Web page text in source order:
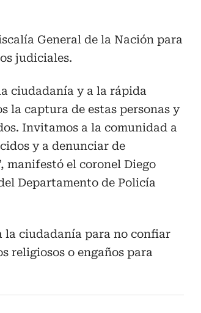
General de la Nación para
judiciales.
ciudadanía y a la rápida
la captura de estas personas y
Invitamos a la comunidad a
y a denunciar de
manifestó el coronel Diego
Departamento de Policía
la ciudadanía para no confiar
religiosos o engaños para